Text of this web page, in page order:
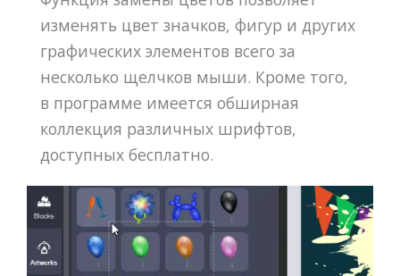
изменять цвет значков, фигур и других
графических элементов всего за
несколько щелчков мыши. Кроме того,
в программе имеется обширная
коллекция различных шрифтов,
доступных бесплатно.